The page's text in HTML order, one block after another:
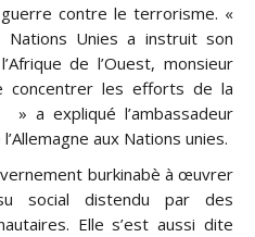
guerre contre le terrorisme. «
Nations Unies a instruit son
de l’Ouest, monsieur
concentrer les efforts de la
a expliqué l’ambassadeur
aux Nations unies.
burkinabè à œuvrer
social distendu par des
Elle s’est aussi dite